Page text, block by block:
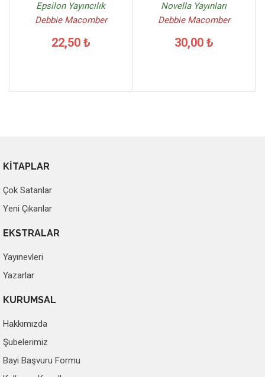
Epsilon Yayıncılık
Debbie Macomber
22,50 ₺
Novella Yayınları
Debbie Macomber
30,00 ₺
KİTAPLAR
Çok Satanlar
Yeni Çıkanlar
EKSTRALAR
Yayınevleri
Yazarlar
KURUMSAL
Hakkımızda
Şubelerimiz
Bayi Başvuru Formu